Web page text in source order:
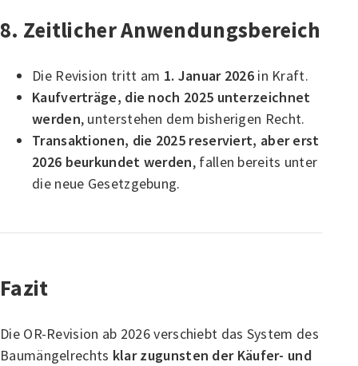
8. Zeitlicher Anwendungsbereich
Die Revision tritt am 1. Januar 2026in Kraft.
Kaufverträge, die noch 2025 unterzeichnet
werden, unterstehen dem bisherigen Recht.
Transaktionen, die 2025 reserviert, aber erst
2026 beurkundet werden, fallen bereits unter
die neue Gesetzgebung.
Fazit
Die OR-Revision ab 2026 verschiebt das System des
Baumängelrechts klar zugunsten der Käufer- und